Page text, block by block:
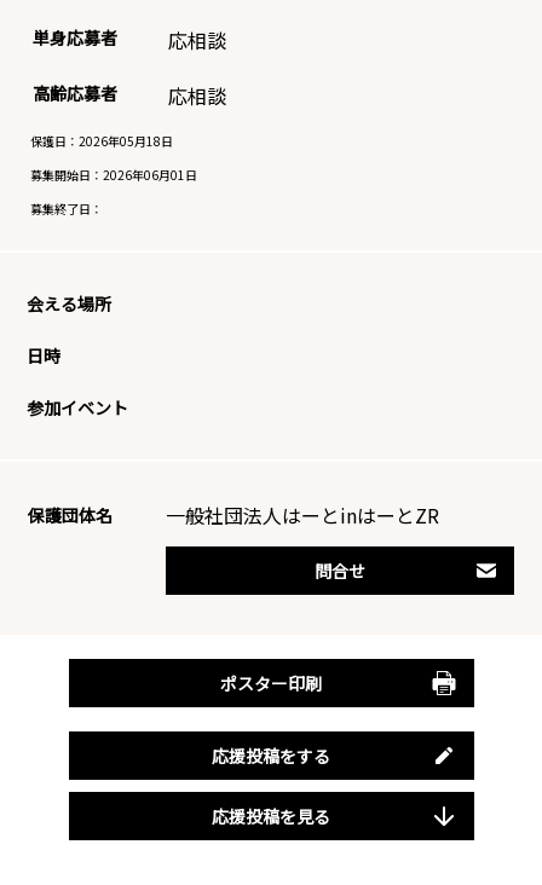
単身応募者 応相談
高齢応募者 応相談
保護日：2026年05月18日
募集開始日： 2026年06月01日
募集終了日：
会える場所
日時
参加イベント
保護団体名 一般社団法人はーとinはーとZR
問合せ
ポスター印刷
応援投稿をする
応援投稿を見る